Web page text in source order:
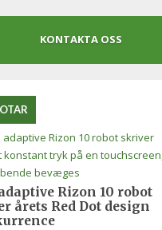
KONTAKTA OSS
Rizon 10 robot
årets Red Dot design